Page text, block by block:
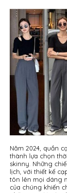
Năm 2024, quần
thành lựa chọn
skinny. Những
lịch, với thiết kế
tôn lên mọi dáng
của chúng khiến